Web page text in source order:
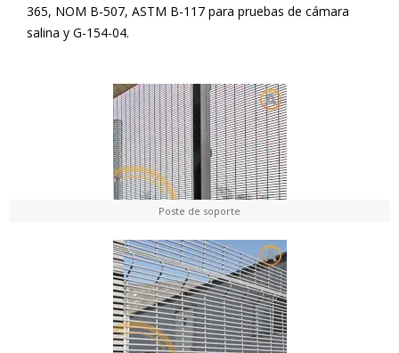
365, NOM B-507, ASTM B-117 para pruebas de cámara
salina y G-154-04.
Poste de soporte